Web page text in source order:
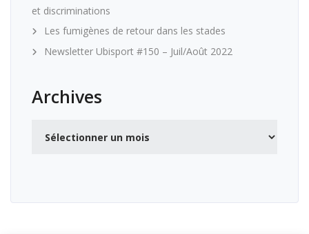
et discriminations
Les fumigènes de retour dans les stades
Newsletter Ubisport #150 – Juil/Août 2022
Archives